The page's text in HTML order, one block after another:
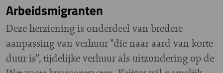
Arbeidsmigranten
Deze herziening is onderdeel van bredere
aanpassing van verhuur "die naar aard van korte
duur is”, tijdelijke verhuur als uitzondering op de